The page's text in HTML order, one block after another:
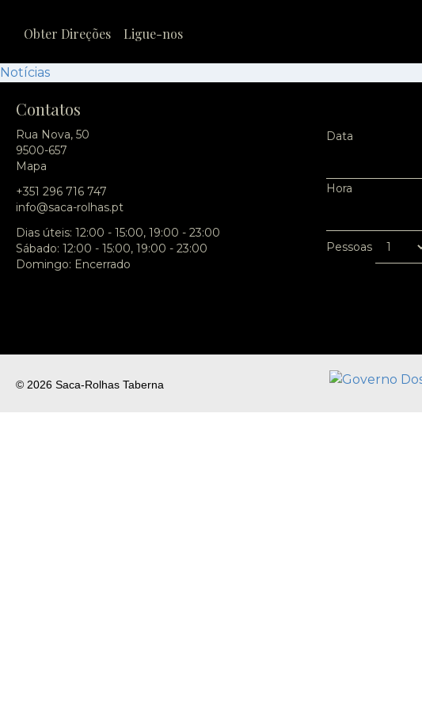
Obter Direções Ligue-nos
Notícias
Contatos
Rua Nova, 50
9500-657
Mapa
+351 296 716 747
info@saca-rolhas.pt
Dias úteis: 12:00 - 15:00, 19:00 - 23:00
Sábado: 12:00 - 15:00, 19:00 - 23:00
Domingo: Encerrado
Data
Hora
Pessoas
© 2026 Saca-Rolhas Taberna